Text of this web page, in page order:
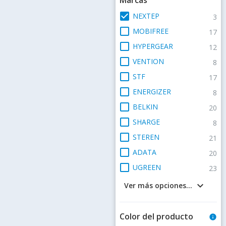
check_box NEXTEP 3
check_box_outline_blank MOBIFREE 17
check_box_outline_blank HYPERGEAR 12
check_box_outline_blank VENTION 8
check_box_outline_blank STF 17
check_box_outline_blank ENERGIZER 8
check_box_outline_blank BELKIN 20
check_box_outline_blank SHARGE 8
check_box_outline_blank STEREN 21
check_box_outline_blank ADATA 20
check_box_outline_blank UGREEN 23
keyboard_arrow_down
Ver más opciones...
Color del producto info